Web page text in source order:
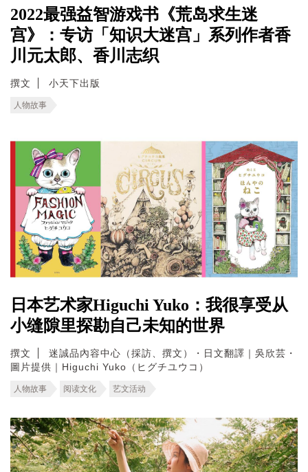
2022最强益智游戏书《荒岛求生迷
宫》：专访「知识大迷宫」系列作者香
川元太郎、香川志织
撰文 小天下出版
人物故事
日本艺术家Higuchi Yuko：我很享受从
小缝隙里探勘自己未知的世界
撰文
迷誠品內容中心（採訪、撰文）・日文翻譯｜吳欣芸・
圖片提供｜Higuchi Yuko（ヒグチユウコ）
人物故事 阅读文化 艺文活动